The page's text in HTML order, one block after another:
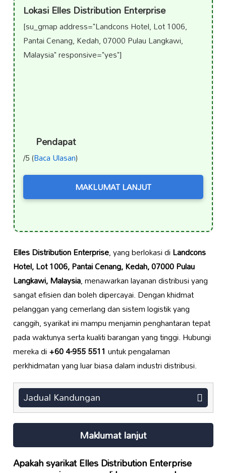
Lokasi Elles Distribution Enterprise
[su_gmap address="Landcons Hotel, Lot 1006,
Pantai Cenang, Kedah, 07000 Pulau Langkawi,
Malaysia" responsive="yes"]
Pendapat
/5 (Baca Ulasan)
MAKLUMAT LANJUT
Elles Distribution Enterprise, yang berlokasi diLandcons
Hotel, Lot 1006, Pantai Cenang, Kedah, 07000 Pulau
Langkawi, Malaysia, menawarkan layanan distribusi yang
sangat efisien dan boleh dipercayai. Dengan khidmat
pelanggan yang cemerlang dan sistem logistik yang
canggih, syarikat ini mampu menjamin penghantaran tepat
pada waktunya serta kualiti barangan yang tinggi. Hubungi
mereka di+60 4-955 5511 untuk pengalaman
perkhidmatan yang luar biasa dalam industri distribusi.
Jadual Kandungan
Maklumat lanjut
Apakah syarikatElles Distribution Enterprise